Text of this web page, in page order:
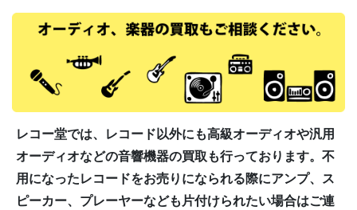
レコー堂では、レコード以外にも高級オーディオや汎用
オーディオなどの音響機器の買取も行っております。不
用になったレコードをお売りになられる際にアンプ、ス
ピーカー、プレーヤーなども片付けられたい場合はご連